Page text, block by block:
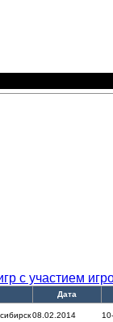
с участием
Дата
08.02.2014